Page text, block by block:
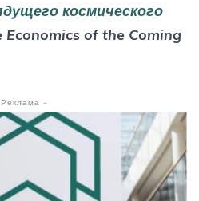
космического
Economics of the Coming
-